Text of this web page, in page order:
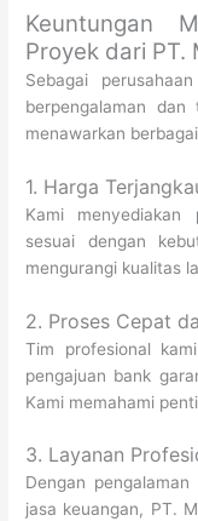
Keuntungan
Proyek dari PT.
Sebagai
berpengalaman dan
menawarkan
1. Harga
Kami
sesuai dengan
mengurangi kualitas
2. Proses Cepat
Tim profesional
pengajuan bank
Kami memahami
3. Layanan
Dengan
jasa keuangan, PT.